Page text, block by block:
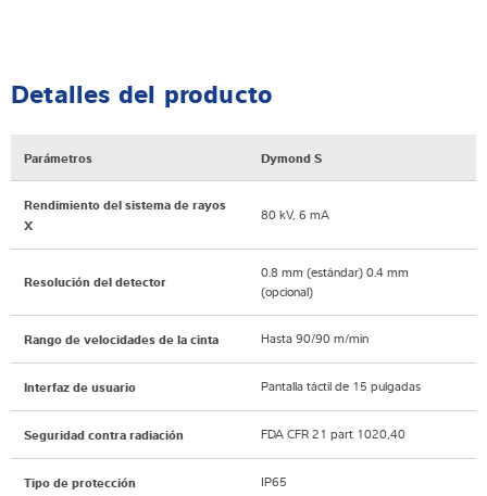
Detalles del producto
Parámetros Dymond S
Rendimiento del sistema de rayos
X
80 kV, 6 mA
Resolución del detector
0.8 mm (estándar) 0.4 mm
(opcional)
Rango de velocidades de la cinta Hasta 90/90 m/min
Interfaz de usuario Pantalla táctil de 15 pulgadas
Seguridad contra radiación FDA CFR 21 part 1020,40
Tipo de protección IP65